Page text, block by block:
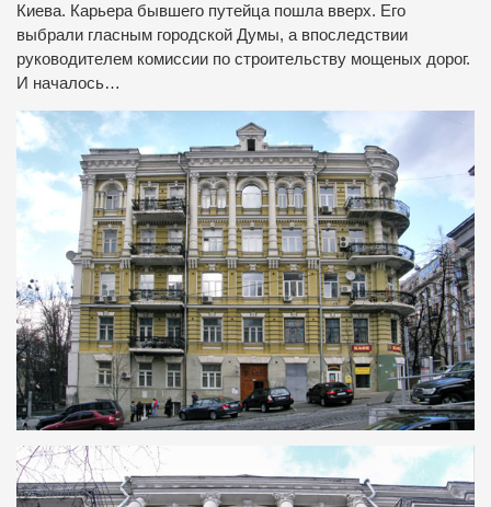
Киева. Карьера бывшего путейца пошла вверх. Его
выбрали гласным городской Думы, а впоследствии
руководителем комиссии по строительству мощеных дорог.
И началось…